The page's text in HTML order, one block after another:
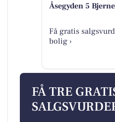
Åsegyden 5
Få gratis
bolig ›
FÅ TRE